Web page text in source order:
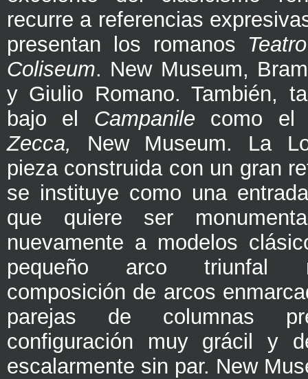
recurre a referencias
presentan los romanos
Coliseum. New Museum,
y Giulio Romano. También,
bajo el Campanile como
Zecca,
New Museum. La
pieza construida con un gran
se instituye como una
que quiere ser
nuevamente a modelos
pequeño arco triunfal
composición de arcos
parejas de columnas
configuración muy grácil y
escalarmente sin par. New